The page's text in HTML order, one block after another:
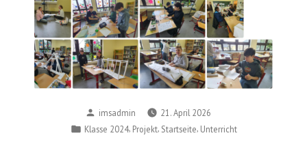
Posted
by
imsadmin
21. April 2026
Posted
Klasse 2024, Projekt, Startseite Unterricht